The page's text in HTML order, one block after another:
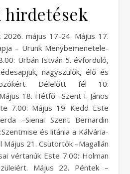
hirdetések
– Urunk Menybemenetele-
Urbán István 5. évforduló,
nagyszülők, élő és
Délelőtt fél 10:
18. Hétfő –Szent I. János
7.00: Május 19. Kedd Este
–Sienai Szent Bernardin
és litánia a Kálvária-
Május 21. Csütörtök –Magallán
vértanúk Este 7.00: Holman
Május 22. Péntek –